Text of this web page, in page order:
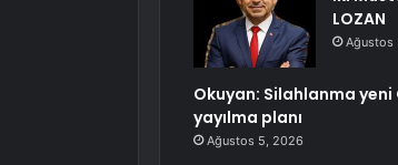
LOZAN
Ağustos
Okuyan: Silahlanma yeni
yayılma planı
Ağustos 5, 2026